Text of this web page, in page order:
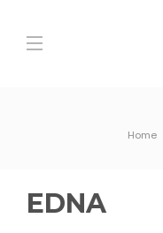
Home
EDNA